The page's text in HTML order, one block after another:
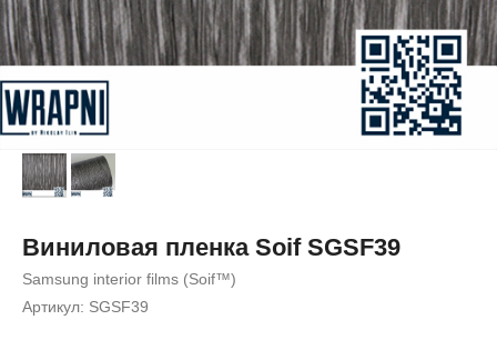
Виниловая пленка Soif SGSF39
Samsung interior films (Soif™)
Артикул: SGSF39